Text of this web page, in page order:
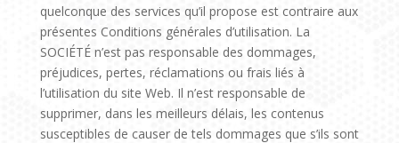
quelconque des services qu’il propose est contraire aux
présentes Conditions générales d’utilisation. La
SOCIÉTÉ n’est pas responsable des dommages,
préjudices, pertes, réclamations ou frais liés à
l’utilisation du site Web. Il n’est responsable de
supprimer, dans les meilleurs délais, les contenus
susceptibles de causer de tels dommages que s’ils sont